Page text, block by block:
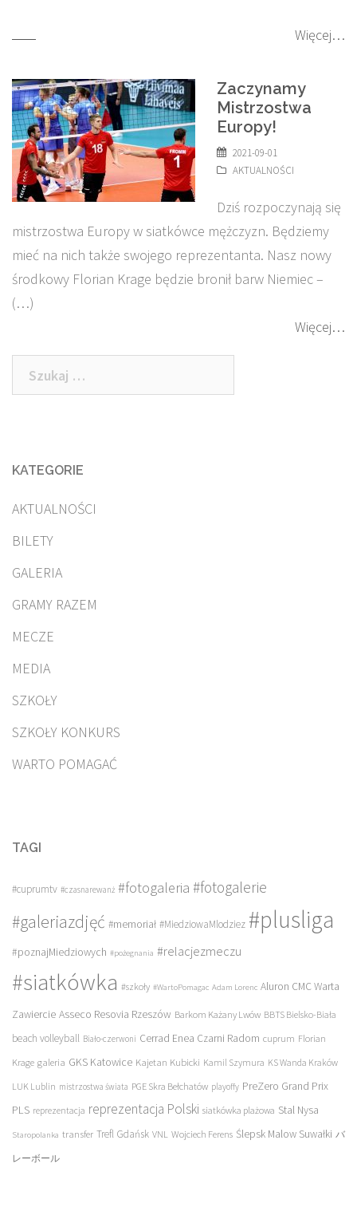
Więcej…
Zaczynamy
Mistrzostwa
Europy!
2021-09-01
AKTUALNOŚCI
Dziś rozpoczynają się
mistrzostwa Europy w siatkówce mężczyzn. Będziemy
mieć na nich także swojego reprezentanta. Nasz nowy
środkowy Florian Krage będzie bronił barw Niemiec –
(…)
Więcej…
Szukaj:
KATEGORIE
AKTUALNOŚCI
BILETY
GALERIA
GRAMY RAZEM
MECZE
MEDIA
SZKOŁY
SZKOŁY KONKURS
WARTO POMAGAĆ
TAGI
#cuprumtv #czasnarewanż #fotogaleria #fotogalerie
#galeriazdjęć #memoriał #MiedziowaMlodziez #plusliga
#poznajMiedziowych #pożegnania #relacjezmeczu
#siatkówka #szkoły #WartoPomagac Adam Lorenc Aluron CMC Warta
Zawiercie Asseco Resovia Rzeszów Barkom Każany Lwów BBTS Bielsko-Biała
beach volleyball Biało-czerwoni Cerrad Enea Czarni Radom cuprum Florian
Krage galeria GKS Katowice Kajetan Kubicki Kamil Szymura KS Wanda Kraków
LUK Lublin mistrzostwa świata PGE Skra Bełchatów playoffy PreZero Grand Prix
PLS reprezentacja reprezentacja Polski siatkówka plażowa Stal Nysa
Staropolanka transfer Trefl Gdańsk VNL Wojciech Ferens Ślepsk Malow Suwałki バ
レーボール